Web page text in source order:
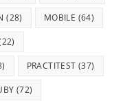
(28) MOBILE (64)
PRACTITEST (37)
(72)